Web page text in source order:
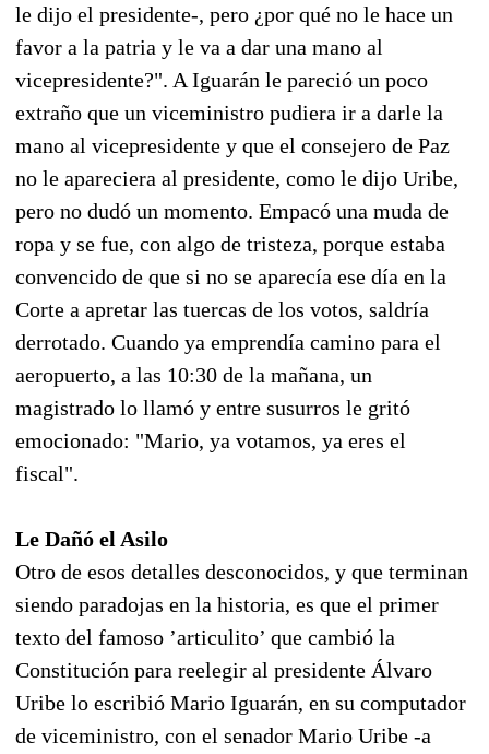
le dijo el presidente-, pero ¿por qué no le hace un
favor a la patria y le va a dar una mano al
vicepresidente?". A Iguarán le pareció un poco
extraño que un viceministro pudiera ir a darle la
mano al vicepresidente y que el consejero de Paz
no le apareciera al presidente, como le dijo Uribe,
pero no dudó un momento. Empacó una muda de
ropa y se fue, con algo de tristeza, porque estaba
convencido de que si no se aparecía ese día en la
Corte a apretar las tuercas de los votos, saldría
derrotado. Cuando ya emprendía camino para el
aeropuerto, a las 10:30 de la mañana, un
magistrado lo llamó y entre susurros le gritó
emocionado: "Mario, ya votamos, ya eres el
fiscal".
Le Dañó el Asilo
Otro de esos detalles desconocidos, y que terminan
siendo paradojas en la historia, es que el primer
texto del famoso ’articulito’ que cambió la
Constitución para reelegir al presidente Álvaro
Uribe lo escribió Mario Iguarán, en su computador
de viceministro, con el senador Mario Uribe -a